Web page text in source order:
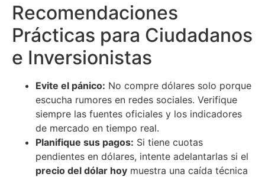
Recomendaciones
Prácticas para Ciudadanos
e Inversionistas
Evite el pánico: No compre dólares solo porque
escucha rumores en redes sociales. Verifique
siempre las fuentes oficiales y los indicadores
de mercado en tiempo real.
Planifique sus pagos: Si tiene cuotas
pendientes en dólares, intente adelantarlas si el
precio del dólar hoy muestra una caída técnica